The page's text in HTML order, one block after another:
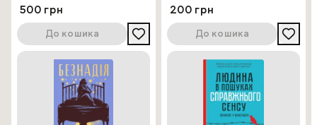
500 грн
До кошика
200 грн
До кошика